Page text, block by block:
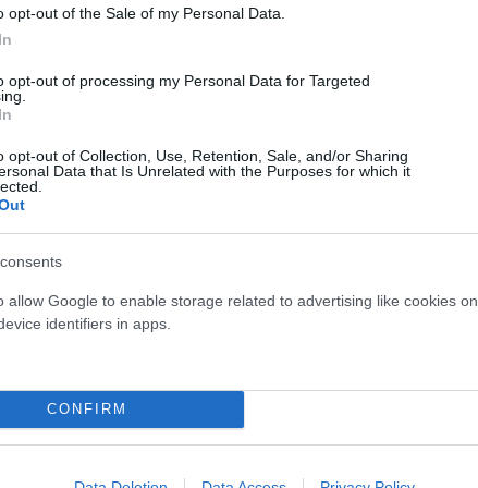
opt-out of the Sale of my Personal Data.
opt-out of processing my Personal Data for Targeted
opt-out of Collection, Use, Retention, Sale, and/or Sharing
Data that Is Unrelated with the Purposes for which it
allow Google to enable storage related to advertising like cookies on
identifiers in apps.
CONFIRM
από το τρακτέρ
αλλά δυστυχώς ήταν
Flash.gr
του ΔΕΔΔΗΕ –